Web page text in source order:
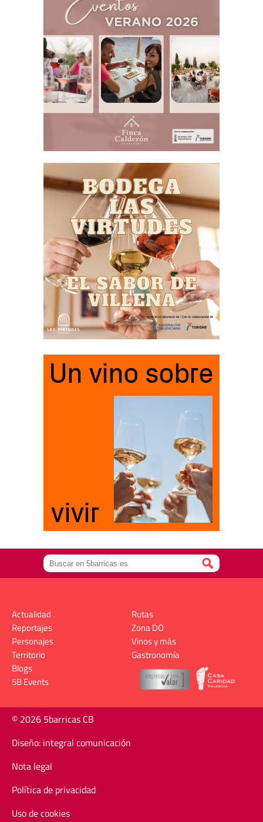
Actualidad
Reportajes
Personajes
Territorio
Rutas
Zona DO
Vinos y más
Gastronomía
Blogs
5B Events
© 2026 5barricas CB
Diseño: integral comunicación
Nota legal
Política de privacidad
Uso de cookies